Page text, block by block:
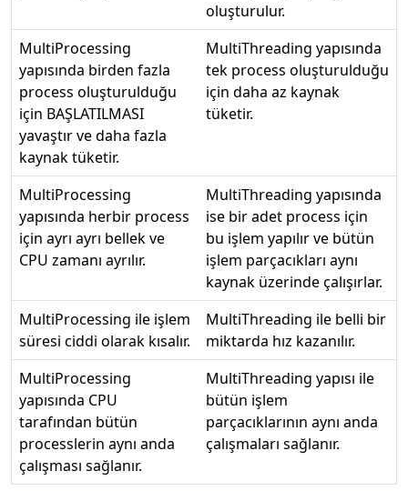
oluşturulur.
MultiProcessing
yapısında birden fazla
process oluşturulduğu
için BAŞLATILMASI
yavaştır ve daha fazla
kaynak tüketir.
MultiThreading yapısında
tek process oluşturulduğu
için daha az kaynak
tüketir.
MultiProcessing
yapısında herbir process
için ayrı ayrı bellek ve
CPU zamanı ayrılır.
MultiThreading yapısında
ise bir adet process için
bu işlem yapılır ve bütün
işlem parçacıkları aynı
kaynak üzerinde çalışırlar.
MultiProcessing ile işlem
süresi ciddi olarak kısalır.
MultiThreading ile belli bir
miktarda hız kazanılır.
MultiProcessing
yapısında CPU
tarafından bütün
processlerin aynı anda
çalışması sağlanır.
MultiThreading yapısı ile
bütün işlem
parçacıklarının aynı anda
çalışmaları sağlanır.